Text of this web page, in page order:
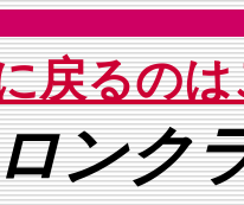
戻るの
ンク